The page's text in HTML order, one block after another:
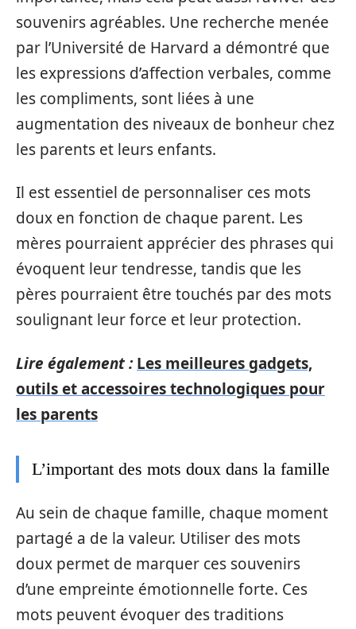
souvenirs agréables. Une recherche menée
par l’Université de Harvard a démontré que
les expressions d’affection verbales, comme
les compliments, sont liées à une
augmentation des niveaux de bonheur chez
les parents et leurs enfants.
Il est essentiel de personnaliser ces mots
doux en fonction de chaque parent. Les
mères pourraient apprécier des phrases qui
évoquent leur tendresse, tandis que les
pères pourraient être touchés par des mots
soulignant leur force et leur protection.
Lire également : Les meilleures gadgets,
outils et accessoires technologiques pour
les parents
L’important des mots doux dans la famille
Au sein de chaque famille, chaque moment
partagé a de la valeur. Utiliser des mots
doux permet de marquer ces souvenirs
d’une empreinte émotionnelle forte. Ces
mots peuvent évoquer des traditions